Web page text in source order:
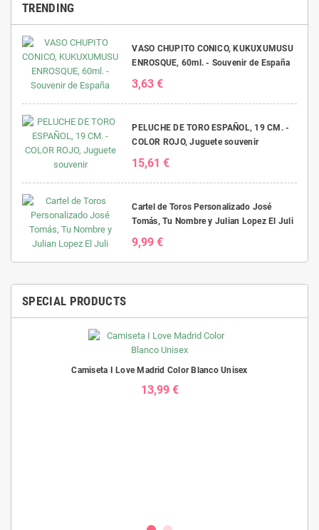
TRENDING
VASO CHUPITO CONICO, KUKUXUMUSU
ENROSQUE, 60ml. - Souvenir de España
3,63 €
PELUCHE DE TORO ESPAÑOL, 19 CM. -
COLOR ROJO, Juguete souvenir
15,61 €
Cartel de Toros Personalizado José
Tomás, Tu Nombre y Julian Lopez El Juli
9,99 €
SPECIAL PRODUCTS
Camiseta I Love Madrid Color Blanco Unisex
13,99 €